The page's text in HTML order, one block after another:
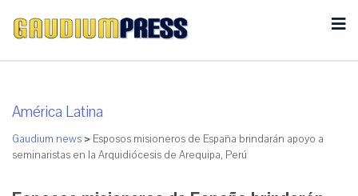
América Latina
Gaudium news > Esposos misioneros de España brindarán apoyo a
seminaristas en la Arquidiócesis de Arequipa, Perú